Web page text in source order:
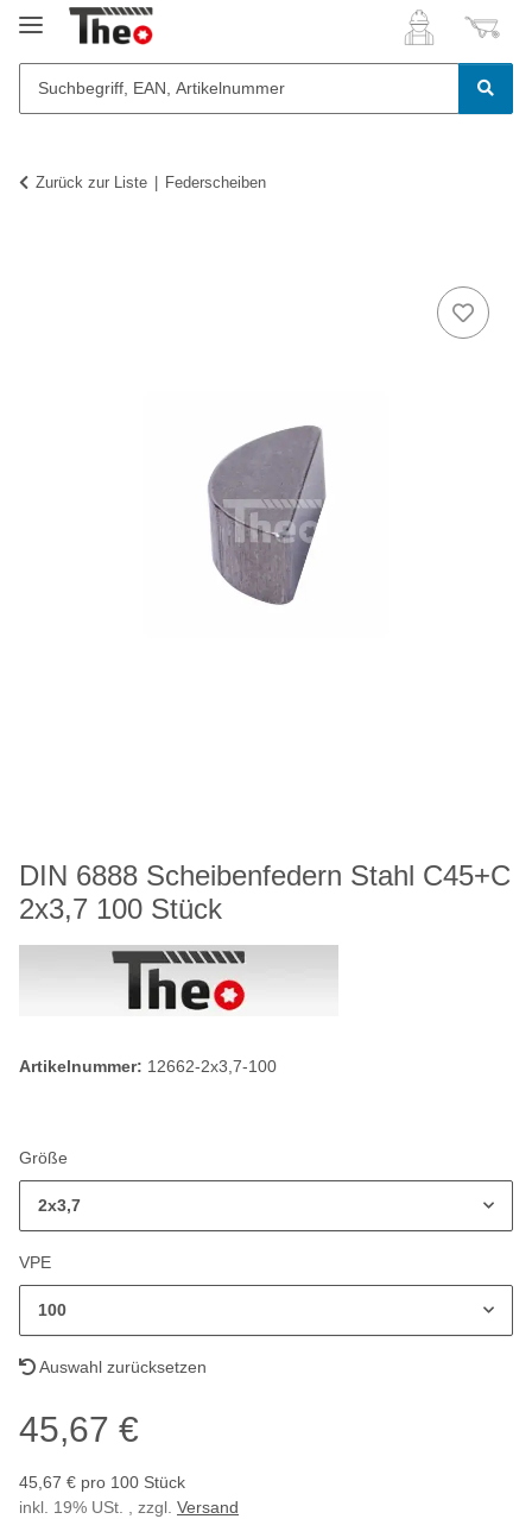
Zurück zur Liste Federscheiben
DIN 6888 Scheibenfedern Stahl C45+C
2x3,7 100 Stück
Artikelnummer: 12662-2x3,7-100
Größe
2x3,7
VPE
100
Auswahl zurücksetzen
45,67 €
45,67 € pro 100 Stück
inkl. 19% USt. , zzgl. Versand